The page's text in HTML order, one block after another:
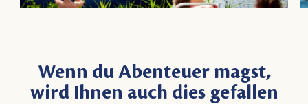
Wenn du Abenteuer magst,
wird Ihnen auch dies gefallen